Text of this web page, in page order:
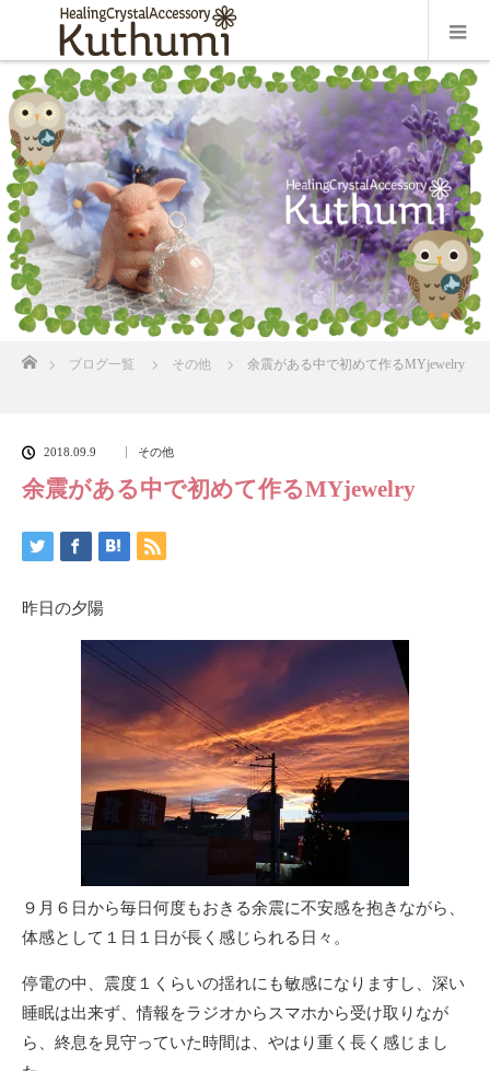
ブログ一覧 その他 余震がある中で初めて作るMYjewelry
2018.09.9 その他
余震がある中で初めて作るMYjewelry
昨日の夕陽
９月６日から毎日何度もおきる余震に不安感を抱きながら、
体感として１日１日が長く感じられる日々。
停電の中、震度１くらいの揺れにも敏感になりますし、深い
睡眠は出来ず、情報をラジオからスマホから受け取りなが
ら、終息を見守っていた時間は、やはり重く長く感じまし